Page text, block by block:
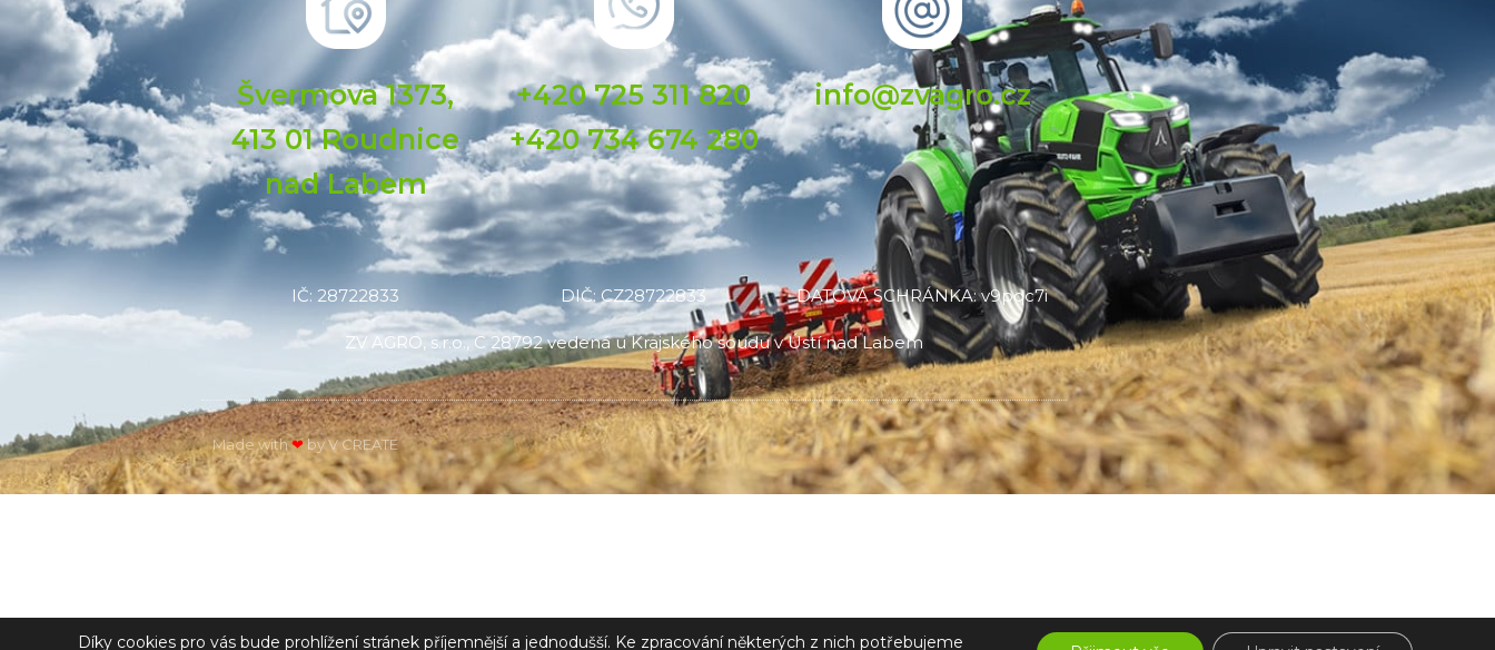
Švermova 1373,
413 01 Roudnice
nad Labem
+420 725 311 820
+420 734 674 280
info@zvagro.cz
IČ: 28722833 DIČ: CZ28722833 DATOVÁ SCHRÁNKA: v9pqc7i
ZV AGRO, s.r.o., C 28792 vedená u Krajského soudu v Ústí nad Labem
Made with❤by V CREATE
Díky cookies pro vás bude prohlížení stránek příjemnější a jednodušší. Ke zpracování některých z nich potřebujeme